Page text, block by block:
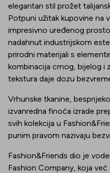
elegantan stil prožet
Potpuni užitak kupovine na
impresivno uređenog
nadahnut industrijskom
prirodni materijali s
kombinacija crnog, bijelog i
tekstura daje dozu
Vrhunske tkanine,
izvanredna finoća izrade
svih kolekcija u
punim pravom nazivaju
Fashion&Friends dio je
Fashion Company, koja